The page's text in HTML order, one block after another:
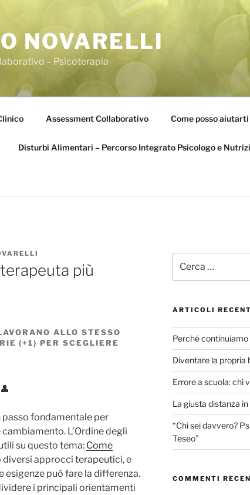
NOVARELLI
– Psicoterapia
Assessment Collaborativo Come posso aiutarti
Disturbi Alimentari – Percorso Integrato Psicologo e
più
ALLO STESSO
(+1) PER SCEGLIERE
passo fondamentale per
L’Ordine degli
su questo tema: Come
diversi approcci terapeutici, e
esigenze può fare la differenza.
i principali orientamenti
ARTICOLI
Perché continuiamo
Diventare la propria
Errore a scuola: chi
La giusta distanza
“Chi sei davvero?
Teseo”
COMMENTI